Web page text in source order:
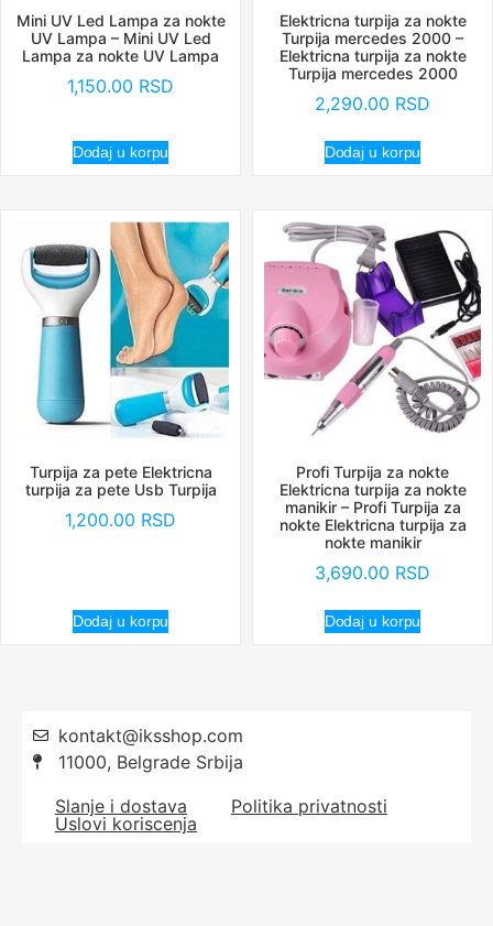
Mini UV Led Lampa za nokte
UV Lampa – Mini UV Led
Lampa za nokte UV Lampa
1,150.00 RSD
Dodaj u korpu
Elektricna turpija za nokte
Turpija mercedes 2000 –
Elektricna turpija za nokte
Turpija mercedes 2000
2,290.00 RSD
Dodaj u korpu
Turpija za pete Elektricna
turpija za pete Usb Turpija
1,200.00 RSD
Dodaj u korpu
Profi Turpija za nokte
Elektricna turpija za nokte
manikir – Profi Turpija za
nokte Elektricna turpija za
nokte manikir
3,690.00 RSD
Dodaj u korpu
kontakt@iksshop.com
11000, Belgrade Srbija
Slanje i dostava
Politika privatnosti
Uslovi koriscenja